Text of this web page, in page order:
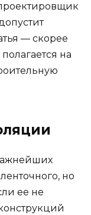
— скорее
на
но
ее не